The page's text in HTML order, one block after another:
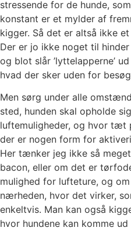
stressende for de hunde,
konstant er et mylder af
kigger. Så det er altså ikke
Der er jo ikke noget til
og blot slår ’lyttelapperne’
hvad der sker uden for
Men sørg under alle
sted, hunden skal opholde
luftemuligheder, og hvor tæt
der er nogen form for
Her tænker jeg ikke så
bacon, eller om det er
mulighed for lufteture, og
nærheden, hvor det virker,
enkeltvis. Man kan også
hvor hundene kan komme